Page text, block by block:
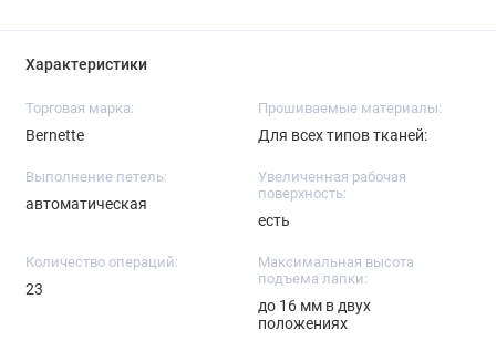
Характеристики
Торговая марка:
Bernette
Прошиваемые материалы:
Для всех типов тканей:
Выполнение петель:
автоматическая
Увеличенная рабочая
поверхность:
есть
Количество операций:
23
Максимальная высота
подъема лапки:
до 16 мм в двух
положениях